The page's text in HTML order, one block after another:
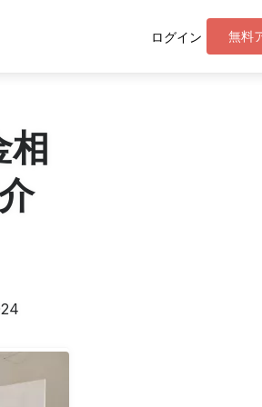
無料
ログイン
相